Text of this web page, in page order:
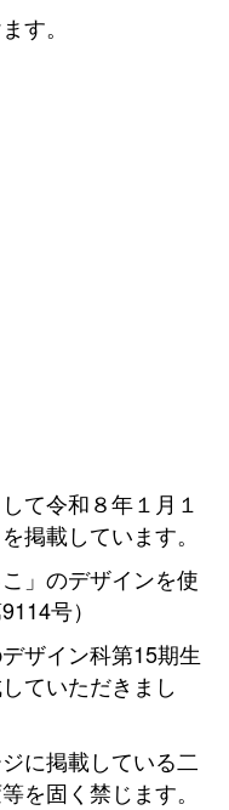
す。
て令和８年１月１
掲載しています。
」のデザインを使
号）
ザイン科第15期生
ていただきまし
に掲載している二
を固く禁じます。